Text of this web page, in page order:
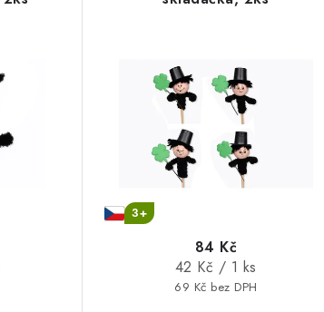
3+
69 Kč bez DPH
84 Kč
Měrná
cena:
42 Kč / 1 ks